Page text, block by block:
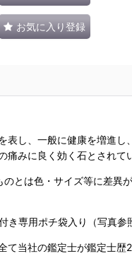
お気に入り登録
表し、一般に健康を増進し
痛みに良く効く石とされて
とは色・サイズ等に差異
き専用ポチ袋入り（写真参
て当社の鑑定士が鑑定士歴